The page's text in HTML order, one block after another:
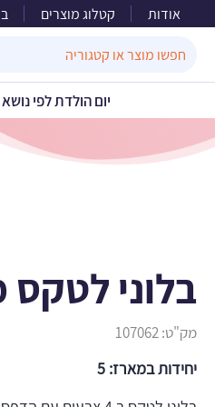
אודות קטלוג מוצרים
for:
יום הולדת לפי נושא
בלוני לטקס
מק"ט:107062
יחידות במארז: 5